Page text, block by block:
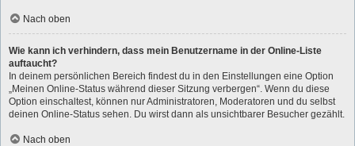
Nach oben
Wie kann ich verhindern, dass mein Benutzername in der Online-Liste
auftaucht?
In deinem persönlichen Bereich findest du in den Einstellungen eine Option
„Meinen Online-Status während dieser Sitzung verbergen“. Wenn du diese
Option einschaltest, können nur Administratoren, Moderatoren und du selbst
deinen Online-Status sehen. Du wirst dann als unsichtbarer Besucher gezählt.
Nach oben